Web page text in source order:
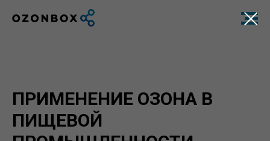
ПРИМЕНЕНИЕ ОЗОНА В
ПИЩЕВОЙ